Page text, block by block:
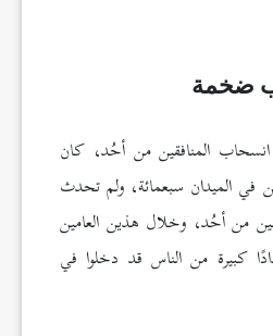
ضخمة
المنافقين من أحُد، كان
الميدان سبعمائة، ولم تحدث
من أحُد، وخلال هذين العامين
كبيرة من الناس قد دخلوا في